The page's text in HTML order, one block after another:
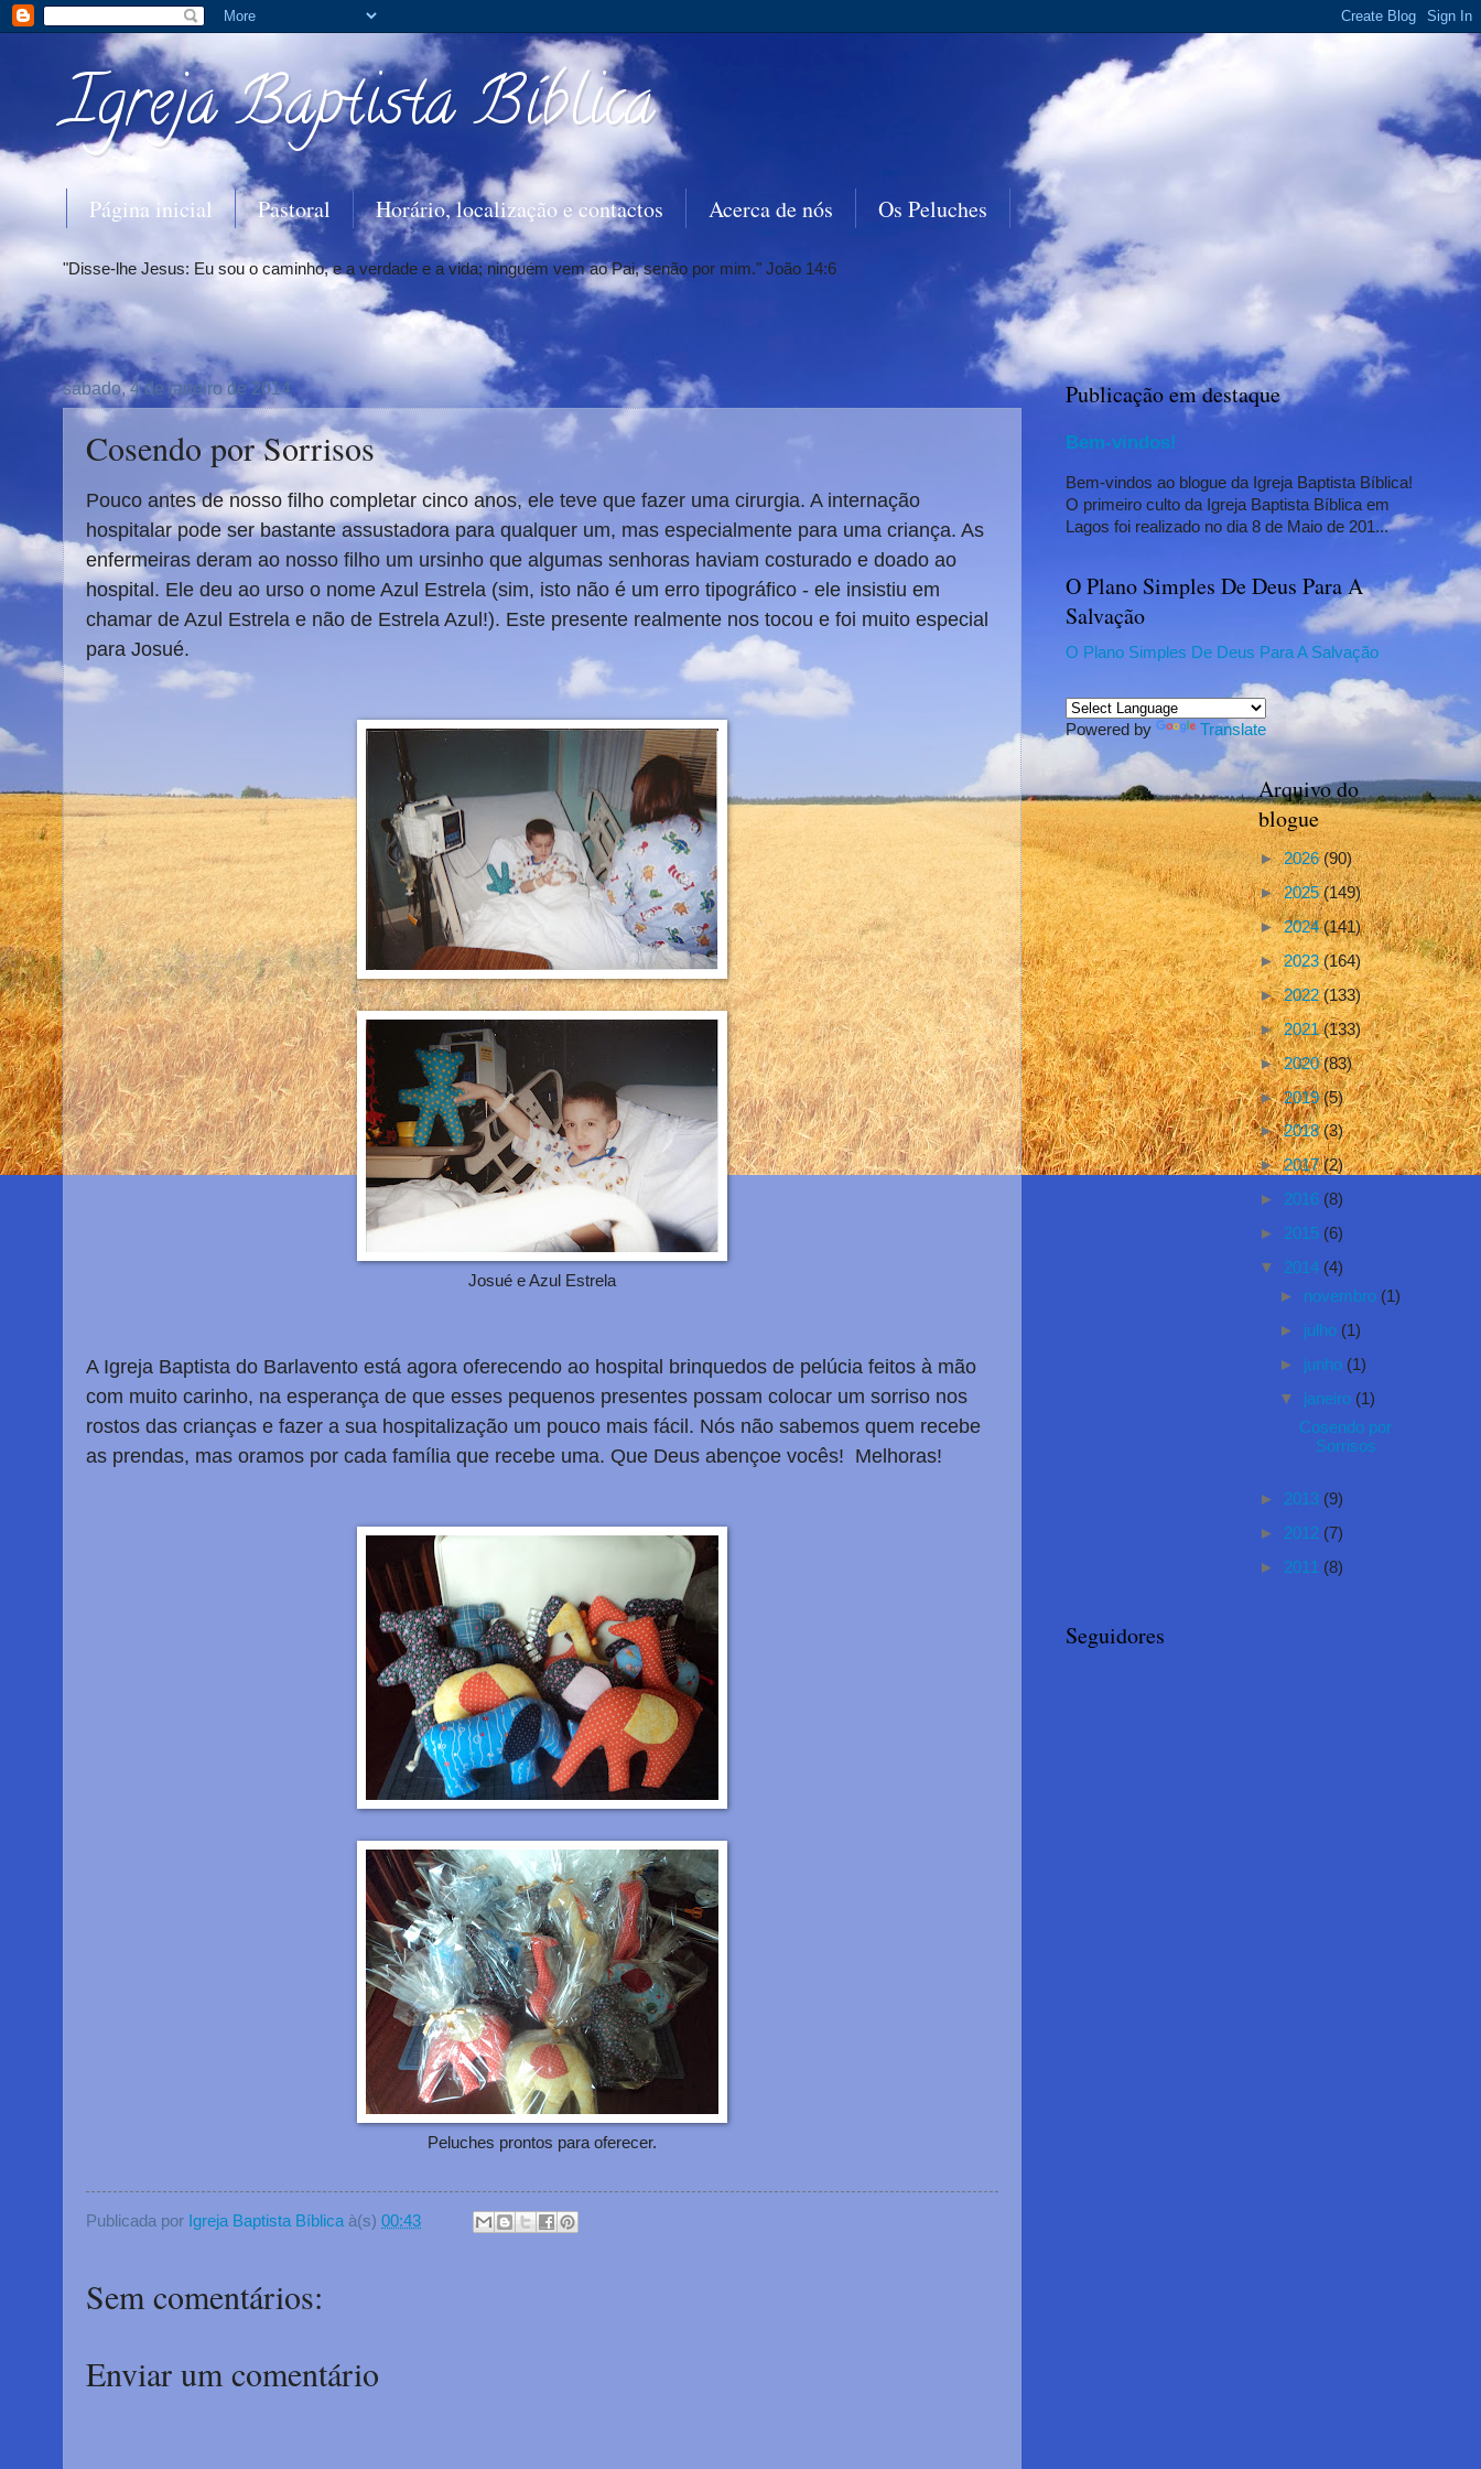
Igreja Baptista Bíblica
Página inicial Pastoral Horário, localização e contactos Acerca de nós Os Peluches
"Disse-lhe Jesus: Eu sou o caminho, e a verdade e a vida; ninguém vem ao Pai, senão por mim." João 14:6
sábado, 4 de janeiro de 2014
Cosendo por Sorrisos
Pouco antes de nosso filho completar cinco anos, ele teve que fazer uma cirurgia. A internação
hospitalar pode ser bastante assustadora para qualquer um, mas especialmente para uma criança. As
enfermeiras deram ao nosso filho um ursinho que algumas senhoras haviam costurado e doado ao
hospital. Ele deu ao urso o nome Azul Estrela (sim, isto não é um erro tipográfico - ele insistiu em
chamar de Azul Estrela e não de Estrela Azul!). Este presente realmente nos tocou e foi muito especial
para Josué.
Josué e Azul Estrela
A Igreja Baptista do Barlavento está agora oferecendo ao hospital brinquedos de pelúcia feitos à mão
com muito carinho, na esperança de que esses pequenos presentes possam colocar um sorriso nos
rostos das crianças e fazer a sua hospitalização um pouco mais fácil. Nós não sabemos quem recebe
as prendas, mas oramos por cada família que recebe uma. Que Deus abençoe vocês! Melhoras!
Peluches prontos para oferecer.
Publicada por Igreja Baptista Bíblica à(s) 00:43
Sem comentários:
Enviar um comentário
Publicação em destaque
Bem-vindos!
Bem-vindos ao blogue da Igreja Baptista Bíblica!
O primeiro culto da Igreja Baptista Bíblica em
Lagos foi realizado no dia 8 de Maio de 201...
O Plano Simples De Deus Para A
Salvação
O Plano Simples De Deus Para A Salvação
Powered by Translate
Arquivo do
blogue
►2026(90)
►2025(149)
►2024(141)
►2023(164)
►2022(133)
►2021(133)
►2020(83)
►2019(5)
►2018(3)
►2017(2)
► 2016 (8)
► 2015 (6)
▼ 2014 (4)
► novembro (1)
► julho (1)
► junho (1)
▼ janeiro (1)
Cosendo por
Sorrisos
► 2013 (9)
► 2012 (7)
► 2011 (8)
Seguidores